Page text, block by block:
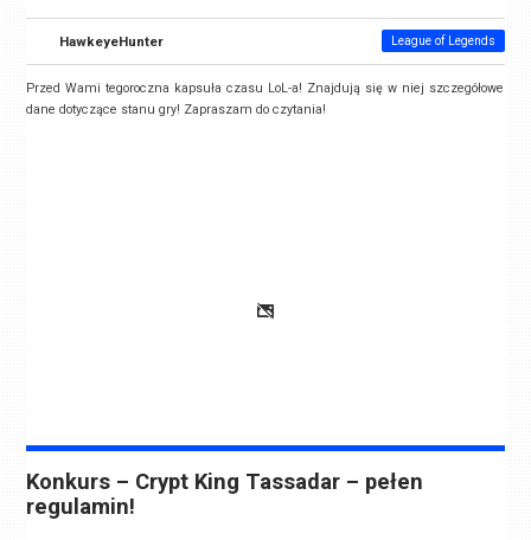
HawkeyeHunter League of Legends
Przed Wami tegoroczna kapsuła czasu LoL-a! Znajdują się w niej szczegółowe
dane dotyczące stanu gry! Zapraszam do czytania!
Konkurs – Crypt King Tassadar – pełen
regulamin!